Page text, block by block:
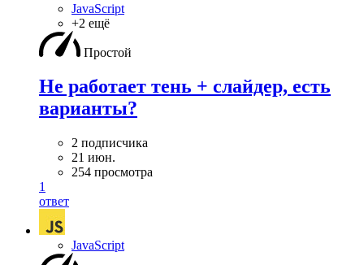
JavaScript
+2 ещё
Простой
Не работает тень + слайдер, есть
варианты?
2 подписчика
21 июн.
254 просмотра
1
ответ
JavaScript